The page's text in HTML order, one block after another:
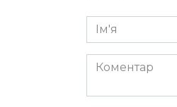
Ім'я
*
Коментар